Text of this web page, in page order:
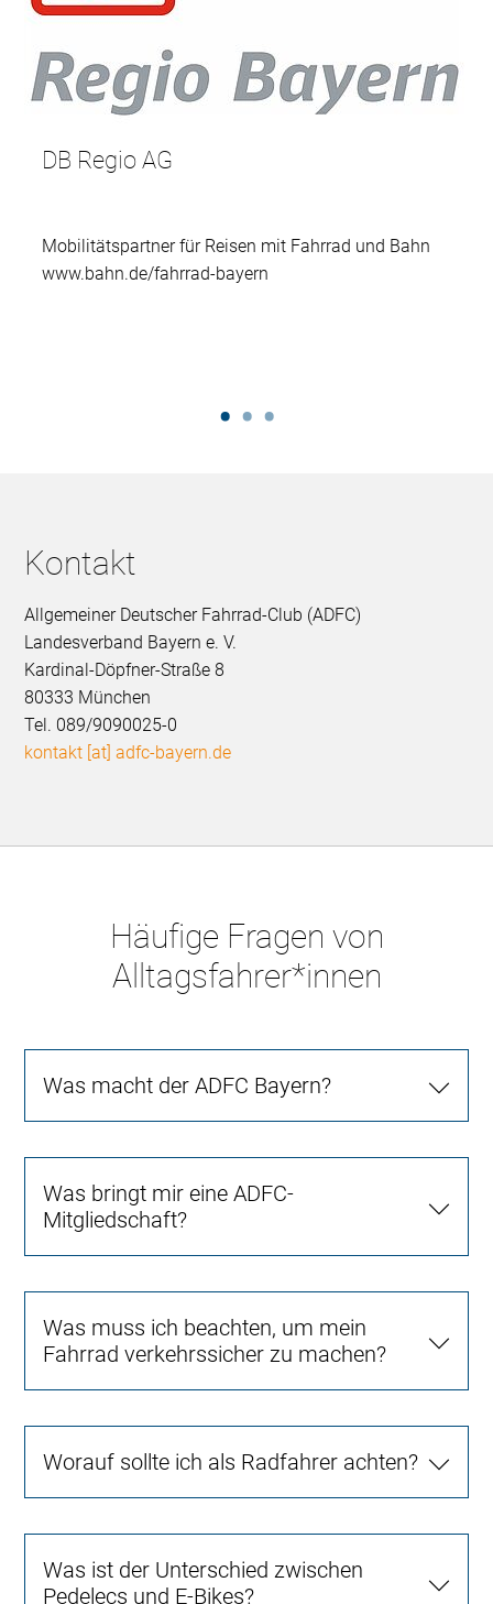
DB Regio AG
Mobilitätspartner für Reisen mit Fahrrad und Bahn
www.bahn.de/fahrrad-bayern
Kontakt
Allgemeiner Deutscher Fahrrad-Club (ADFC)
Landesverband Bayern e. V.
Kardinal-Döpfner-Straße 8
80333 München
Tel. 089/9090025-0
kontakt [at] adfc-bayern.de
Häufige Fragen von
Alltagsfahrer*innen
Was macht der ADFC Bayern?
Was bringt mir eine ADFC-
Mitgliedschaft?
Was muss ich beachten, um mein
Fahrrad verkehrssicher zu machen?
Worauf sollte ich als Radfahrer achten?
Was ist der Unterschied zwischen
Pedelecs und E-Bikes?